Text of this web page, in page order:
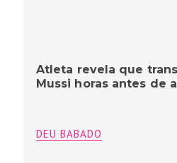
Atleta revela que
Mussi horas antes de
DEU BABADO